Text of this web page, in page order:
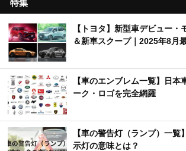
特集
【トヨタ】新型車デビュー・
＆新車スクープ｜2025年8月
【車のエンブレム一覧】日本
ーク・ロゴを完全網羅
【車の警告灯（ランプ）一覧
示灯の意味とは？